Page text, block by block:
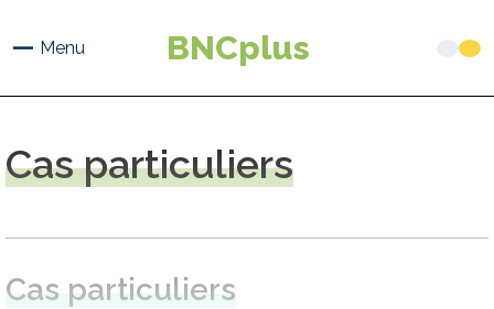
principal
Menu BNCplus
Casparticuliers
Cas particuliers